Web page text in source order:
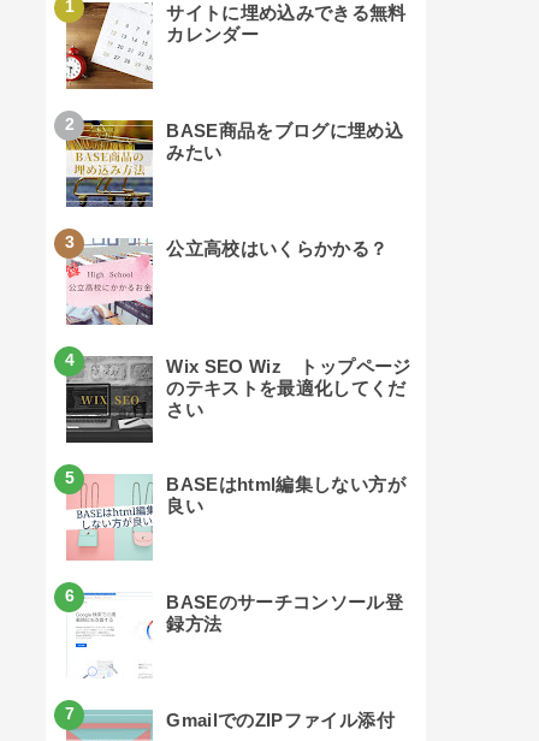
サイトに埋め込みできる無料
カレンダー
BASE商品をブログに埋め込
みたい
公立高校はいくらかかる？
Wix SEO Wiz トップページ
のテキストを最適化してくだ
さい
BASEはhtml編集しない方が
良い
BASEのサーチコンソール登
録方法
GmailでのZIPファイル添付